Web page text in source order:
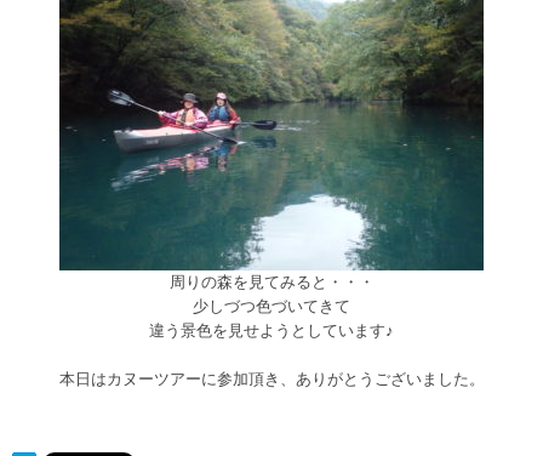
周りの森を見てみると・・・
少しづつ色づいてきて
違う景色を見せようとしています♪
本日はカヌーツアーに参加頂き、ありがとうございました。